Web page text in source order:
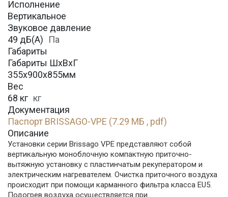
Исполнение
Вертикальное
Звуковое давление
49 дБ(А)
Па
Габариты
Габариты ШхВхГ
355х900х855мм
Вес
68 кг кг
Документация
Паспорт BRISSAGO-VPE (7.29 МБ , pdf)
Описание
Установки серии Brissago VPE представляют собой
вертикальную моноблочную компактную приточно-
вытяжную установку с пластинчатым рекуператором и
электрическим нагревателем. Очистка приточного воздуха
происходит при помощи карманного фильтра класса EU5.
Подогрев воздуха осуществляется при